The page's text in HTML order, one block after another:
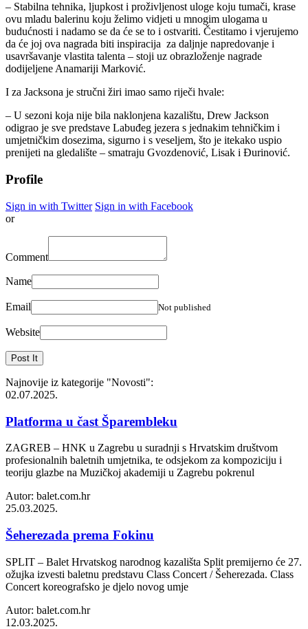
– Stabilna tehnika, ljupkost i proživljenost uloge koju tumači, krase
ovu mladu balerinu koju želimo vidjeti u mnogim ulogama u
budućnosti i nadamo se da će se to i ostvariti. Čestitamo i vjerujemo
da će joj ova nagrada biti inspiracija za daljnje napredovanje i
usavršavanje vlastita talenta – stoji uz obrazloženje nagrade
dodijeljene Anamariji Marković.
I za Jacksona je stručni žiri imao samo riječi hvale:
– U sezoni koja nije bila naklonjena kazalištu, Drew Jackson
odigrao je sve predstave Labuđeg jezera s jednakim tehničkim i
umjetničkim dosezima, sigurno i s veseljem, što je itekako uspio
prenijeti na gledalište – smatraju Gvozdenović, Lisak i Đurinović.
Profile
Sign in with Twitter Sign in with Facebook
or
Comment
Name
Email Not published
Website
Najnovije iz kategorije "Novosti":
02.07.2025.
Platforma u čast Šparembleku
ZAGREB – HNK u Zagrebu u suradnji s Hrvatskim društvom
profesionalnih baletnih umjetnika, te odsjekom za kompoziciju i
teoriju glazbe na Muzičkoj akademiji u Zagrebu pokrenul
Autor: balet.com.hr
25.03.2025.
Šeherezada prema Fokinu
SPLIT – Balet Hrvatskog narodnog kazališta Split premijerno će 27.
ožujka izvesti baletnu predstavu Class Concert / Šeherezada. Class
Concert koreografsko je djelo novog umje
Autor: balet.com.hr
12.03.2025.